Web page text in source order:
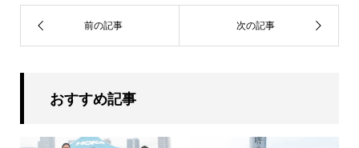
おすすめ記事